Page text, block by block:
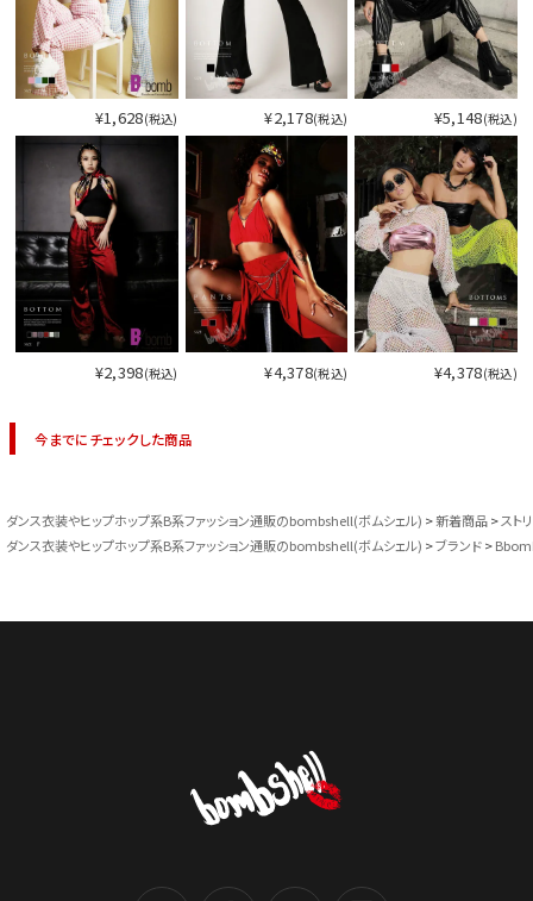
¥1,628(税込) ¥2,178(税込) ¥5,148(税込)
¥2,398(税込) ¥4,378(税込) ¥4,378(税込)
今までにチェックした商品
ダンス衣装やヒップホップ系B系ファッション通販のbombshell(ボムシェル) 新着商品
スト
ダンス衣装やヒップホップ系B系ファッション通販のbombshell(ボムシェル)
ブランド